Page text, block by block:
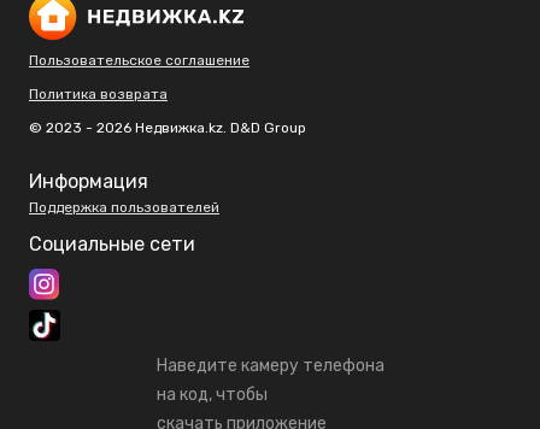
Пользовательское соглашение
Политика возврата
© 2023 - 2026 Недвижка.kz. D&D Group
Информация
Поддержка пользователей
Социальные сети
Наведите камеру телефона
на код, чтобы
скачать приложение